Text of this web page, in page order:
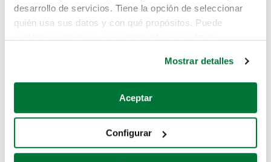
desarrollo de servicios. Tiene la opción de seleccionar
quién usa sus datos y con qué propósitos. Puede
Si lo permite, también quisiéramos:
Recopilar información sobre su ubicación geográfica
Identificar su dispositivo analizándolo activamente
para buscar características específicas (huellas
Mostrar detalles
Aceptar
Configurar
Pero puedes encontrar el coche que estás
buscando en alguno de estos enlaces:
Coches de segunda mano
Coches de km0